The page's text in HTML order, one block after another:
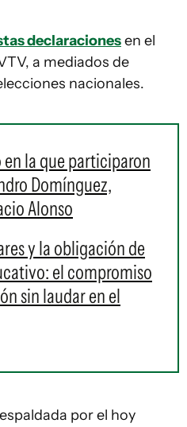
declaracionesen el
a mediados de
nacionales.
la que participaron
Domínguez,
Alonso
y la obligación de
el compromiso
sin laudar en el
por el hoy